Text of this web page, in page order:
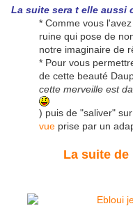
La suite sera t elle aussi
* Comme vous
ruine qui pose de
notre imaginaire de
* Pour vous
de cette beauté
cette merveille est
) puis de "saliver"
vue prise par un
La suite